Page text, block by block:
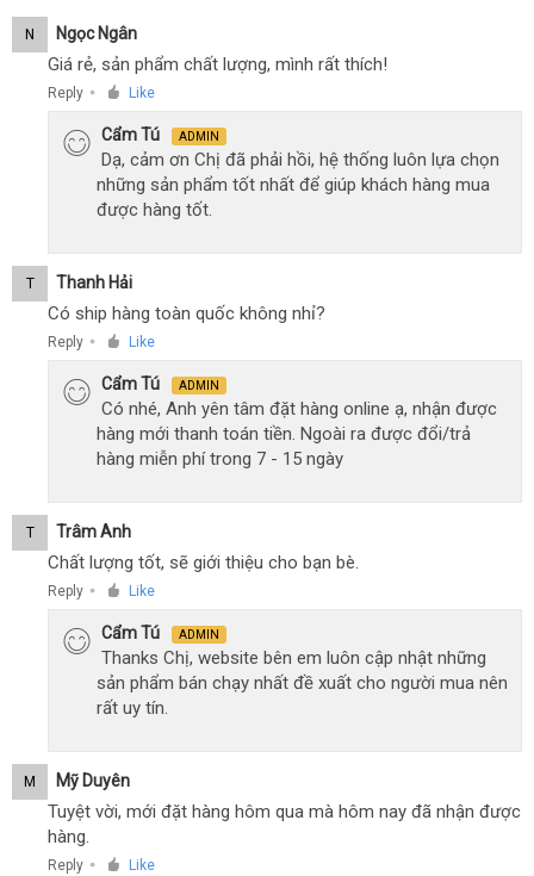
N Ngọc Ngân
Giá rẻ, sản phẩm chất lượng, mình rất thích!
Reply ● Like
Cẩm Tú ADMIN
Dạ, cảm ơn Chị đã phải hồi, hệ thống luôn lựa chọn
những sản phẩm tốt nhất để giúp khách hàng mua
được hàng tốt.
T Thanh Hải
Có ship hàng toàn quốc không nhỉ?
Reply ● Like
Cẩm Tú ADMIN
Có nhé, Anh yên tâm đặt hàng online ạ, nhận được
hàng mới thanh toán tiền. Ngoài ra được đổi/trả
hàng miễn phí trong 7 - 15 ngày
T Trâm Anh
Chất lượng tốt, sẽ giới thiệu cho bạn bè.
Reply ● Like
Cẩm Tú ADMIN
Thanks Chị, website bên em luôn cập nhật những
sản phẩm bán chạy nhất đề xuất cho người mua nên
rất uy tín.
M Mỹ Duyên
Tuyệt vời, mới đặt hàng hôm qua mà hôm nay đã nhận được
hàng.
Reply ● Like